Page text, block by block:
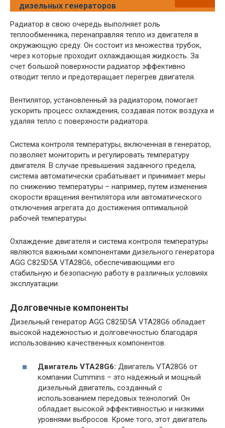
дизельных генераторов
Радиатор в свою очередь выполняет роль
теплообменника, перенаправляя тепло из двигателя в
окружающую среду. Он состоит из множества трубок,
через которые проходит охлаждающая жидкость. За
счет большой поверхности радиатор эффективно
отводит тепло и предотвращает перегрев двигателя.
Вентилятор, установленный за радиатором, помогает
ускорить процесс охлаждения, создавая поток воздуха и
удаляя тепло с поверхности радиатора.
Система контроля температуры, включенная в генератор,
позволяет мониторить и регулировать температуру
двигателя. В случае превышения заданного предела,
система автоматически срабатывает и принимает меры
по снижению температуры – например, путем изменения
скорости вращения вентилятора или автоматического
отключения агрегата до достижения оптимальной
рабочей температуры.
Охлаждение двигателя и система контроля температуры
являются важными компонентами дизельного генератора
AGG C825D5A VTA28G6, обеспечивающими его
стабильную и безопасную работу в различных условиях
эксплуатации.
Долговечные компоненты
Дизельный генератор AGG C825D5A VTA28G6 обладает
высокой надежностью и долговечностью благодаря
использованию качественных компонентов.
Двигатель VTA28G6: Двигатель VTA28G6 от
компании Cummins – это надежный и мощный
дизельный двигатель, созданный с
использованием передовых технологий. Он
обладает высокой эффективностью и низкими
уровнями выбросов. Кроме того, этот двигатель